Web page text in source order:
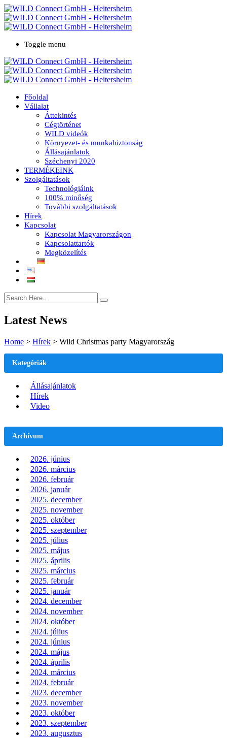
Toggle menu
Főoldal
Vállalat
Áttekintés
Cégtörténet
WILD videók
Környezet- és munkabiztonság
Állásajánlatok
Széchenyi 2020
TERMÉKEINK
Szolgáltatások
Technológiáink
100% minőség
További szolgáltatások
Hírek
Kapcsolat
Kapcsolat Magyarországon
Kapcsolattartók
Megközelítés
Latest News
Home > Hírek > Wild Christmas party Magyarország
Kategóriák
Állásajánlatok
Hírek
Video
Archívum
2026. június
2026. március
2026. február
2026. január
2025. december
2025. november
2025. október
2025. szeptember
2025. július
2025. május
2025. április
2025. március
2025. február
2025. január
2024. december
2024. november
2024. október
2024. július
2024. június
2024. május
2024. április
2024. március
2024. február
2023. december
2023. november
2023. október
2023. szeptember
2023. augusztus